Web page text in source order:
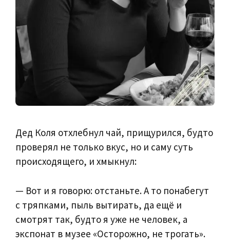
Дед Коля отхлебнул чай, прищурился, будто
проверял не только вкус, но и саму суть
происходящего, и хмыкнул:
— Вот и я говорю: отстаньте. А то понабегут
с тряпками, пыль вытирать, да ещё и
смотрят так, будто я уже не человек, а
экспонат в музее «Осторожно, не трогать».